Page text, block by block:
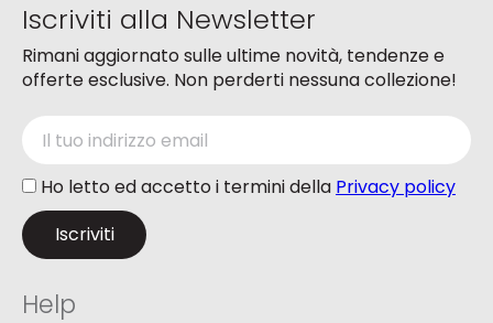
Iscriviti alla Newsletter
Rimani aggiornato sulle ultime novità, tendenze e
offerte esclusive. Non perderti nessuna collezione!
Ho letto ed accetto i termini della Privacy policy
Help